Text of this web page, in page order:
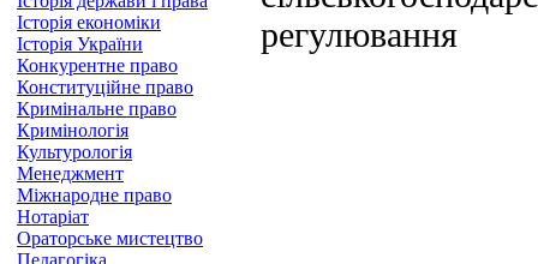
Історія економіки
Історія України
Конкурентне право
Конституційне право
Кримінальне право
Кримінологія
Культурологія
Менеджмент
Міжнародне право
Нотаріат
Ораторське мистецтво
Педагогіка
регулювання